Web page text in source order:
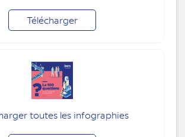
Télécharger
toutes les infographies